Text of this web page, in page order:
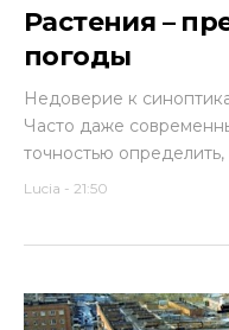
Растения –
погоды
Недоверие к
Часто даже
точностью определить,
Lucia - 21:50